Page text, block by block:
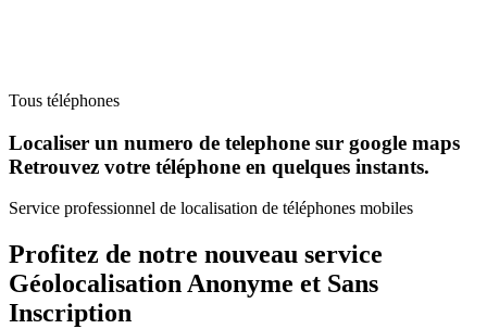
Tous téléphones
Localiser un numero de telephone sur google maps
Retrouvez votre téléphone en quelques instants.
Service professionnel de localisation de téléphones mobiles
Profitez de notre nouveau service
Géolocalisation Anonyme et Sans
Inscription